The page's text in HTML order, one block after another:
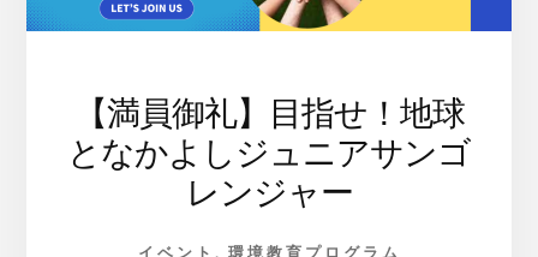
て、
な
一
歩
【満員御礼】目指せ！地球
となかよしジュニアサンゴ
レンジャー